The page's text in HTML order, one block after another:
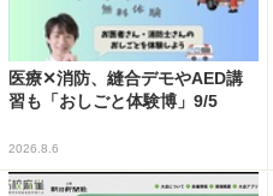
医療✕消防、縫合デモやAED講
習も「おしごと体験博」9/5
2026.8.6